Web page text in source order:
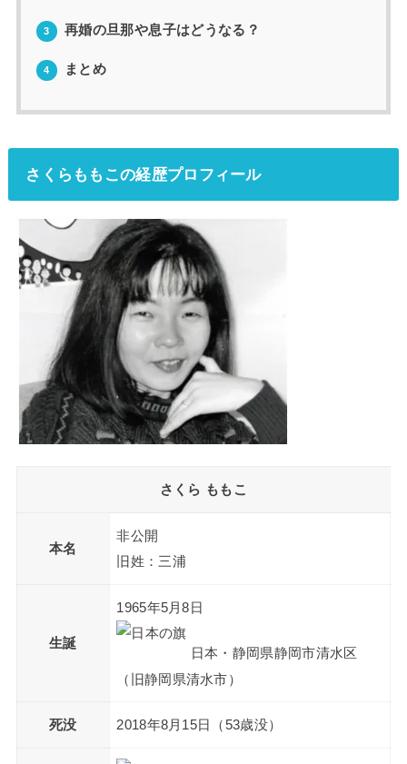
3 再婚の旦那や息子はどうなる？
4 まとめ
さくらももこの経歴プロフィール
さくら ももこ
本名
非公開
旧姓：三浦
生誕
1965年5月8日
日本・静岡県静岡市清水区
（旧静岡県清水市）
死没 2018年8月15日（53歳没）